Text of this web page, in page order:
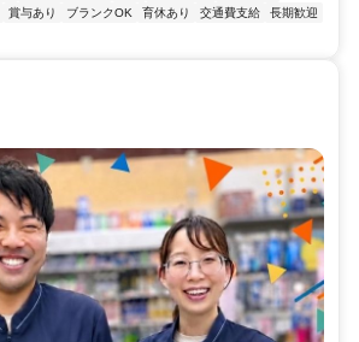
賞与あり ブランクOK 育休あり 交通費支給
長期歓迎